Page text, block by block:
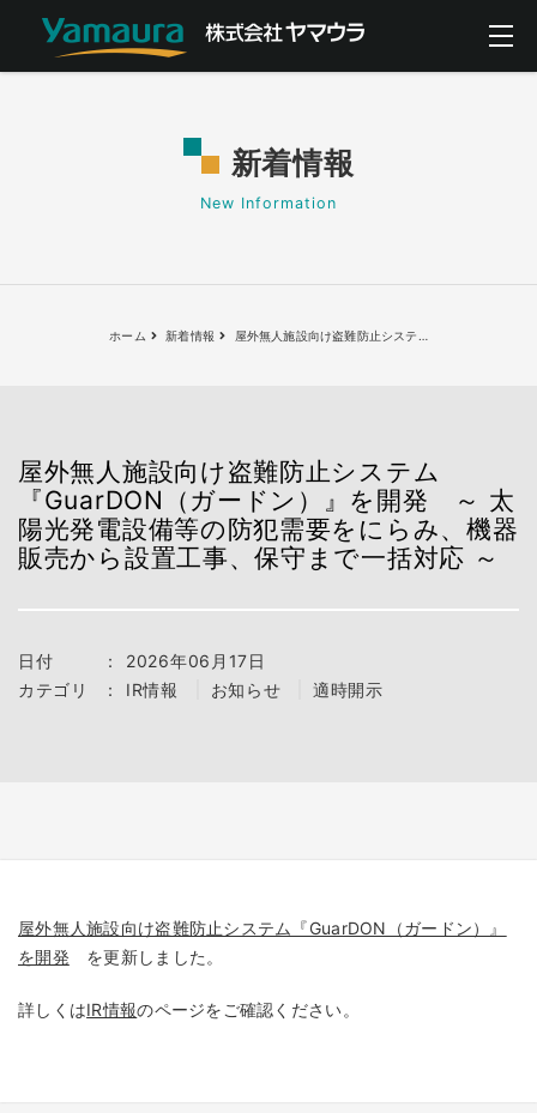
新着情報
New Information
ホーム 新着情報 屋外無人施設向け盗難防止システ
屋外無人施設向け盗難防止システム
『GuarDON（ガードン）』を開発 ～ 太
陽光発電設備等の防犯需要をにらみ、機器
販売から設置工事、保守まで一括対応 ～
日付 ：
2026年06月17日
カテゴリ
： IR情報 お知らせ 適時開示
屋外無人施設向け盗難防止システム『GuarDON（ガードン）』
を開発 を更新しました。
詳しくはIR情報のページをご確認ください。